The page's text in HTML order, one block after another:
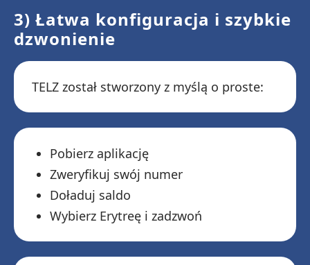
3) Łatwa konfiguracja i szybkie
dzwonienie
TELZ został stworzony z myślą o proste:
Pobierz aplikację
Zweryfikuj swój numer
Doładuj saldo
Wybierz Erytreę i zadzwoń